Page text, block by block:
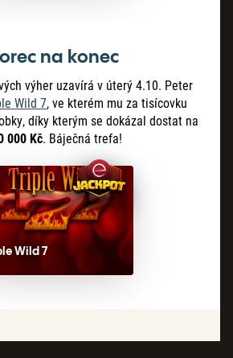
na konec
výher uzavírá v úterý 4.10. Peter
Wild 7, ve kterém mu za tisícovku
díky kterým se dokázal dostat na
000 Kč. Báječná trefa!
Wild 7